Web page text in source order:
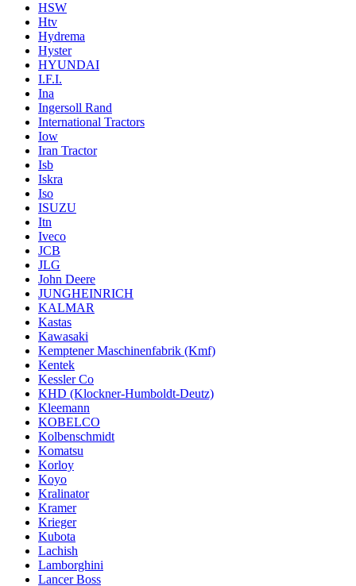
HSW
Htv
Hydrema
Hyster
HYUNDAI
I.F.I.
Ina
Ingersoll Rand
International Tractors
Iow
Iran Tractor
Isb
Iskra
Iso
ISUZU
Itn
Iveco
JCB
JLG
John Deere
JUNGHEINRICH
KALMAR
Kastas
Kawasaki
Kemptener Maschinenfabrik (Kmf)
Kentek
Kessler Co
KHD (Klockner-Humboldt-Deutz)
Kleemann
KOBELCO
Kolbenschmidt
Komatsu
Korloy
Koyo
Kralinator
Kramer
Krieger
Kubota
Lachish
Lamborghini
Lancer Boss